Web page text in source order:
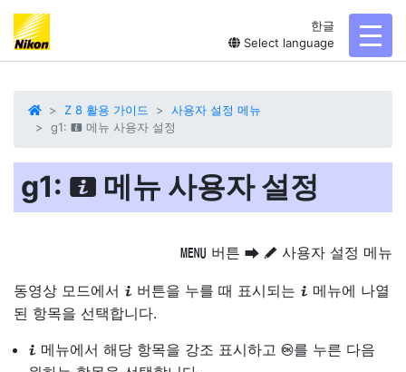
한글
Select language
Z 8 활용 가이드
사용자 설정 메뉴
g1: i 메뉴 사용자 설정
g1: i 메뉴 사용자 설정
G 버튼 U A 사용자 설정 메뉴
동영상 모드에서 i 버튼을 누를 때 표시되는 i 메뉴에 나열
된 항목을 선택합니다.
i 메뉴에서 해당 항목을 강조 표시하고 J를 누른 다음